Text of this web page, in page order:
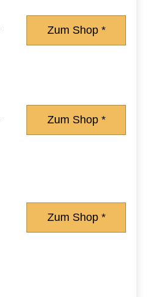
Zum Shop *
Zum Shop *
Zum Shop *